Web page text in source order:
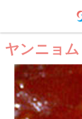
ヤンニョム